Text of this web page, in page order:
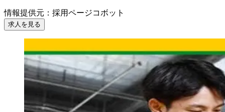
情報提供元 ： 採用ページコボット
求人を見る